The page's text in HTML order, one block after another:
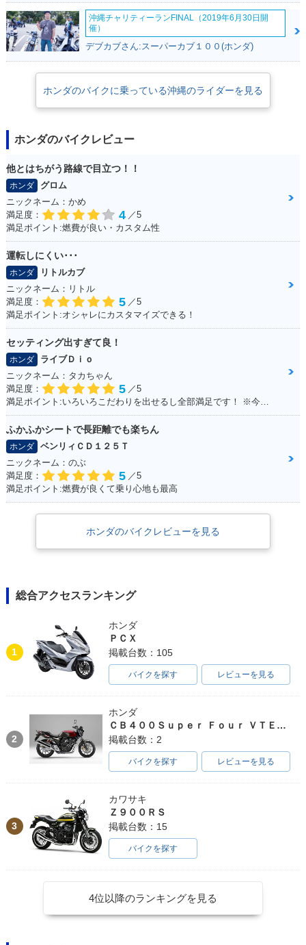
age Special Editio
age・追加
2015年 CB1300 SU
PER FOUR E Pack
age Special Editio
PER FOUR E Pack
age・新登場
2012年 CB1300 SU
PER FOUR ABS Sp
ecial Edition・特
別・限定仕様
2012年 CB1300 SU
2010年 CB1300 SU
PER FOUR ABS・
カラーチェンジ
2010年 CB1300 SU
PER FOUR・カラー
チェンジ
マイナーチェンジ
ーチェンジ
カラーチェンジ
2008年 CB1300 SU
PER FOUR ABS Sp
ecial Edition・特
2008年 CB1300 SU
PER FOUR ABS・
マイナーチェンジ
2008年 CB1300 SU
ーチェンジ
沖縄チャリティーランFINAL（2019年6月30日開
催）
デブカブさん:スーパーカブ１００(ホンダ)
ホンダのバイクに乗っている沖縄のライダーを見る
ホンダのバイクレビュー
他とはちがう路線で目立つ！！
ホンダ
グロム
ニックネーム：かめ
満足度：
4 ／5
満足ポイント:燃費が良い・カスタム性
運転しにくい･･･
ホンダ
リトルカブ
ニックネーム：リトル
満足度：
5 ／5
満足ポイント:オシャレにカスタマイズできる！
セッティング出すぎて良！
ホンダ
ライブＤｉｏ
ニックネーム：タカちゃん
満足度：
5 ／5
満足ポイント:いろいろこだわりを出せるし全部満足です！ ※今回のイベントでの撮影は、積載車等で移動をしており、 公道の走行はしておりません。
ふかふかシートで長距離でも楽ちん
ホンダ
ベンリィＣＤ１２５Ｔ
ニックネーム：のぶ
満足度：
5 ／5
満足ポイント:燃費が良くて乗り心地も最高
ホンダのバイクレビューを見る
総合アクセスランキング
1
ホンダ
ＰＣＸ
掲載台数：105
バイクを探す レビューを見る
2
ホンダ
ＣＢ４００Ｓｕｐｅｒ Ｆｏｕｒ ＶＴＥＣ ＳＰＥＣ３
掲載台数：2
バイクを探す レビューを見る
3
カワサキ
Ｚ９００ＲＳ
掲載台数：15
バイクを探す
4位以降のランキングを見る